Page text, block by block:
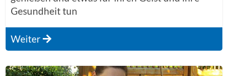
Gesundheit tun
Weiter